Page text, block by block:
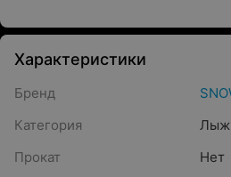
Характеристики
Бренд
Категория
Прокат
Нет